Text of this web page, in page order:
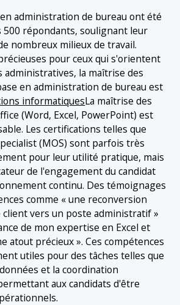
administration de bureau ont été
500 répondants, soulignant leur
nombreux milieux de travail.
pour ceux qui s'orientent
administratives, la maîtrise des
en administration de bureau est
informatiquesLa maîtrise des
(Word, Excel, PowerPoint) est
Les certifications telles que
(MOS) sont parfois très
pour leur utilité pratique, mais
de l'engagement du candidat
continu. Des témoignages
comme « une reconversion
client vers un poste administratif »
de mon expertise en Excel et
atout précieux ». Ces compétences
utiles pour des tâches telles que
et la coordination
aux candidats d'être